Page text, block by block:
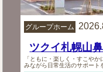
グループホーム
ツクイ札幌山
「ともに・楽しく・すこや
みながら日常生活のサポート